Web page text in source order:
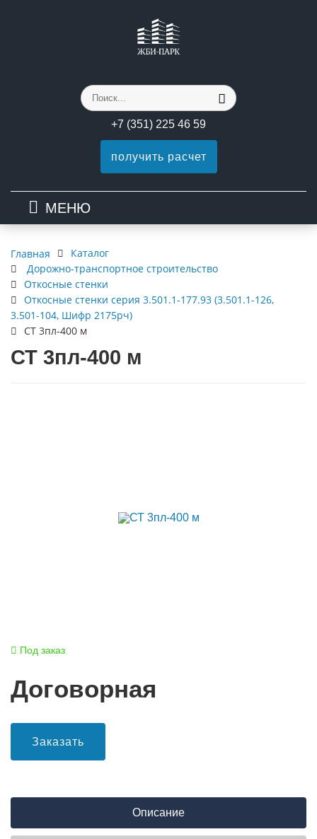
+7 (351) 225 46 59
получить расчет
МЕНЮ
Главная
Каталог
Дорожно-транспортное строительство
Откосные стенки
Откосные стенки серия 3.501.1-177.93 (3.501.1-126,
3.501-104, Шифр 2175рч)
СТ 3пл-400 м
СТ 3пл-400 м
Под заказ
Договорная
Заказать
Описание